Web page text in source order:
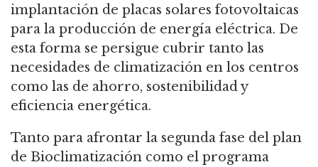
implantación de placas solares fotovoltaicas
para la producción de energía eléctrica. De
esta forma se persigue cubrir tanto las
necesidades de climatización en los centros
como las de ahorro, sostenibilidad y
eficiencia energética.
Tanto para afrontar la segunda fase del plan
de Bioclimatización como el programa